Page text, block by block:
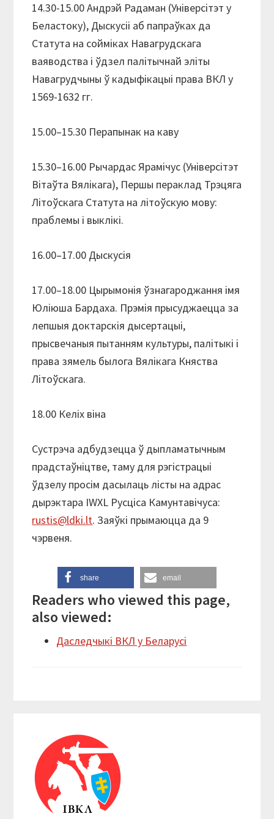
14.30-15.00 Андрэй Радаман (Універсітэт у
Беластоку), Дыскусіі аб папраўках да
Статута на сойміках Навагрудскага
ваяводства і ўдзел палітычнай эліты
Навагрудчыны ў кадыфікацыі права ВКЛ у
1569-1632 гг.
15.00–15.30 Перапынак на каву
15.30–16.00 Рычардас Ярамічус (Універсітэт
Вітаўта Вялікага), Першы пераклад Трэцяга
Літоўскага Статута на літоўскую мову:
праблемы і выклікі.
16.00–17.00 Дыскусія
17.00–18.00 Цырымонія ўзнагароджання імя
Юліюша Бардаха. Прэмія прысуджаецца за
лепшыя доктарскія дысертацыі,
прысвечаныя пытанням культуры, палітыкі і
права зямель былога Вялікага Княства
Літоўскага.
18.00 Келіх віна
Сустрэча адбудзецца ў дыпламатычным
прадстаўніцтве, таму для рэгістрацыі
ўдзелу просім дасылаць лісты на адрас
дырэктара IWXL Русціса Камунтавічуса:
rustis@ldki.lt. Заяўкі прымаюцца да 9
чэрвеня.
share email
Readers who viewed this page,
also viewed:
Даследчыкі ВКЛ у Беларусі
Interactions
Sidebar